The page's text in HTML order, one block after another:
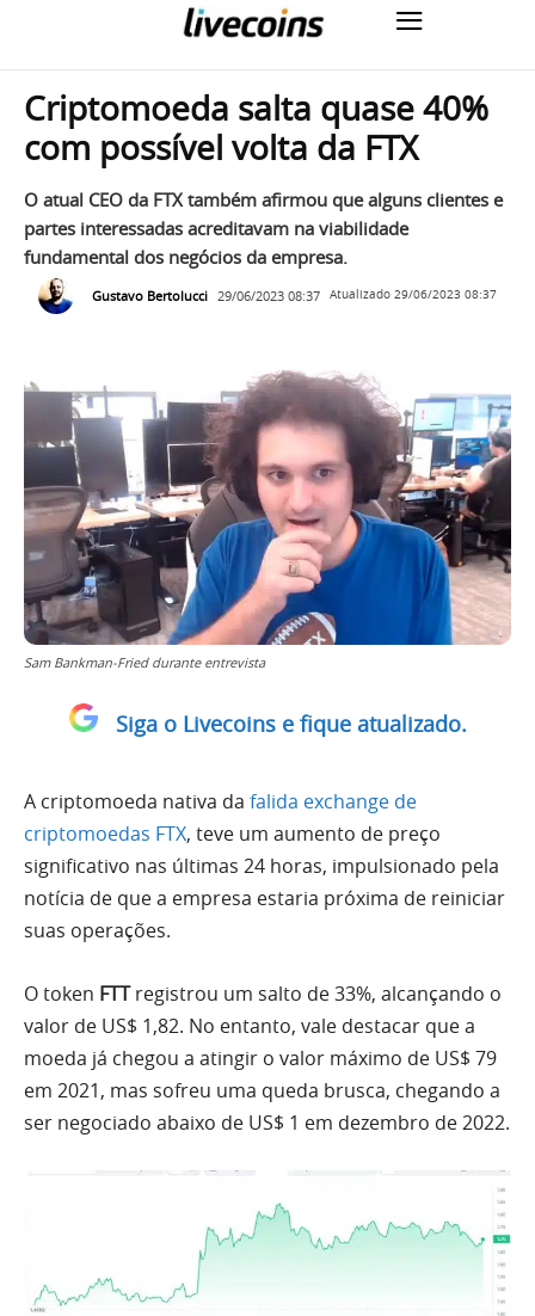
Criptomoeda salta quase 40%
com possível volta da FTX
O atual CEO da FTX também afirmou que alguns clientes e
partes interessadas acreditavam na viabilidade
fundamental dos negócios da empresa.
Gustavo Bertolucci 29/06/2023 08:37 Atualizado 29/06/2023 08:37
Sam Bankman-Fried durante entrevista
Siga o Livecoins e fique atualizado.
A criptomoeda nativa da falida exchange de
criptomoedas FTX, teve um aumento de preço
significativo nas últimas 24 horas, impulsionado pela
notícia de que a empresa estaria próxima de reiniciar
suas operações.
O token FTTregistrou um salto de 33%, alcançando o
valor de US$ 1,82. No entanto, vale destacar que a
moeda já chegou a atingir o valor máximo de US$ 79
em 2021, mas sofreu uma queda brusca, chegando a
ser negociado abaixo de US$ 1 em dezembro de 2022.